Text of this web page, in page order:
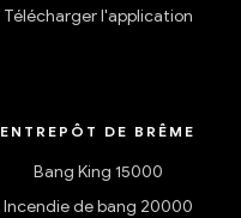
Télécharger l'application
ENTREPÔT DE BRÊME
Bang King 15000
Incendie de bang 20000